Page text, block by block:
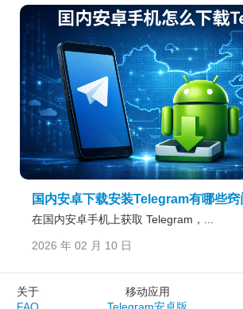
国内安卓下载安装Telegram有哪些窍
在国内安卓手机上获取 Telegram，...
2026 年 02 月 10 日
关于
移动应用